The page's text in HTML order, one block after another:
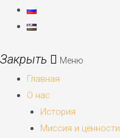
Меню
Главная
О нас
История
Миссия и ценности